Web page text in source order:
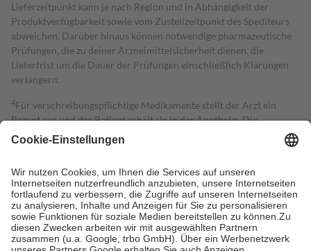
Lieferzeitpunkt kann je nach Region und in Abhängigkeit der
Produktverfügbarkeit sowie vom Zustellzeitpunkt des Spediteurs
abweichen. Darüber hinaus können notwendige pharmazeutische
Prüfungen, die zu deiner Arzneimittelsicherheit dienen, die
Lieferfrist um die Dauer der Prüfungen einschließlich Klärungen
verlängern.
4Für verschreibungspflichtige Medikamente stellt der Arzt ein
Rezept aus und der Patient erhält sie in der Apotheke. Die
gesetzliche Krankenversicherung übernimmt in der Regel die
Kosten dafür, der Versicherte trägt einen Teil davon als Zuzahlung
Grundsätzlich leisten Mitglieder Zuzahlungen in Höhe von zehn
Prozent des Abgabepreises,mindestens jedochfünf Euround
höchstens zehn Euro.Es sind jedoch nie mehr als die tatsächlichen
Kosten der Leistung zu entrichten.
Diese Regeln gelten grundsätzlich auch für Online-Apotheken.